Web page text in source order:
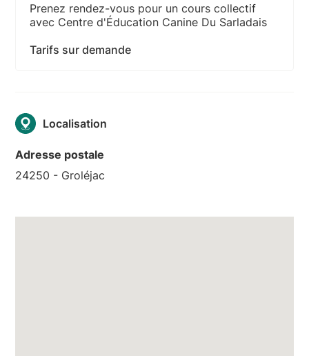
Prenez rendez-vous pour un cours collectif
avec Centre d'Éducation Canine Du Sarladais
Tarifs sur demande
Localisation
Adresse postale
24250 - Groléjac